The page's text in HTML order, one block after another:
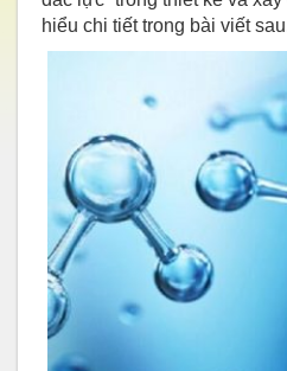
hiểu chi tiết trong bài viết